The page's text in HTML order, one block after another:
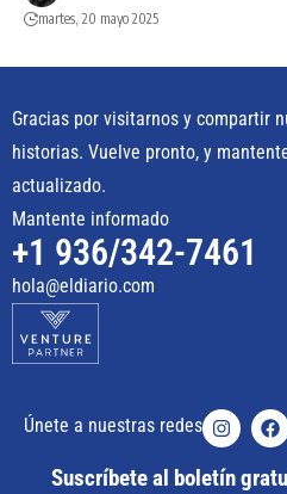
martes, 20 mayo 2025
Gracias por visitarnos y compartir
historias. Vuelve pronto, y
actualizado.
Mantente informado
+1 936/342-7461
hola@eldiario.com
Únete a nuestras redes
Suscríbete al boletín